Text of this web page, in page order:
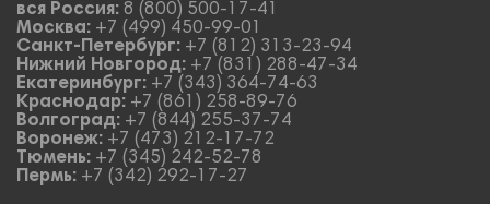
вся Россия: 8 (800) 500-17-41
Москва: +7 (499) 450-99-01
Санкт-Петербург: +7 (812) 313-23-94
Нижний Новгород: +7 (831) 288-47-34
Екатеринбург: +7 (343) 364-74-63
Краснодар: +7 (861) 258-89-76
Волгоград: +7 (844) 255-37-74
Воронеж: +7 (473) 212-17-72
Тюмень: +7 (345) 242-52-78
Пермь: +7 (342) 292-17-27